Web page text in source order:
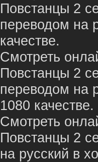
Повстанцы 2
переводом на
качестве.
Смотреть
Повстанцы 2
переводом на
1080 качестве.
Смотреть
Повстанцы 2
на русский в